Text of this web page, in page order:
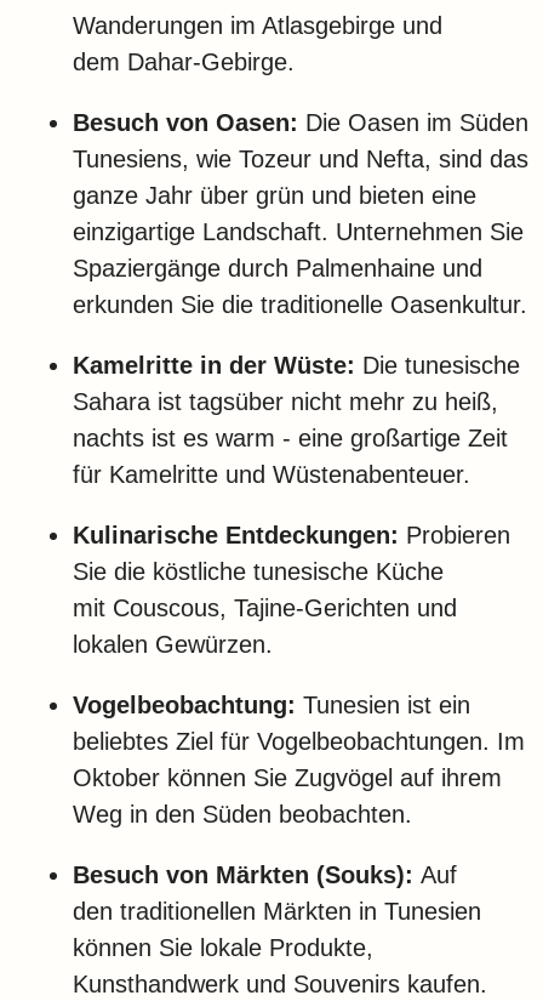
Wanderungen im Atlasgebirge und
dem Dahar-Gebirge.
Besuch von Oasen: Die Oasen im Süden
Tunesiens, wie Tozeur und Nefta, sind das
ganze Jahr über grün und bieten eine
einzigartige Landschaft. Unternehmen Sie
Spaziergänge durch Palmenhaine und
erkunden Sie die traditionelle Oasenkultur.
Kamelritte in der Wüste: Die tunesische
Sahara ist tagsüber nicht mehr zu heiß,
nachts ist es warm - eine großartige Zeit
für Kamelritte und Wüstenabenteuer.
Kulinarische Entdeckungen: Probieren
Sie die köstliche tunesische Küche
mit Couscous, Tajine-Gerichten und
lokalen Gewürzen.
Vogelbeobachtung: Tunesien ist ein
beliebtes Ziel für Vogelbeobachtungen. Im
Oktober können Sie Zugvögel auf ihrem
Weg in den Süden beobachten.
Besuch von Märkten (Souks): Auf
den traditionellen Märkten in Tunesien
können Sie lokale Produkte,
Kunsthandwerk und Souvenirs kaufen.